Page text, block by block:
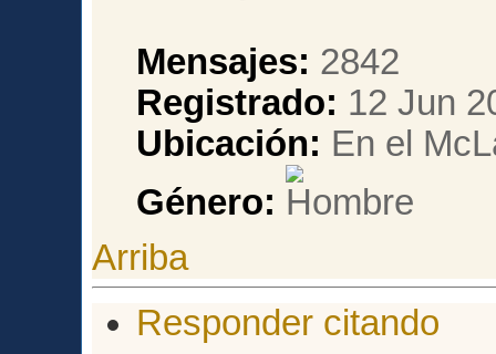
Mensajes: 2842
Registrado: 12 Jun
Ubicación: En el
Género:
Arriba
Responder citando